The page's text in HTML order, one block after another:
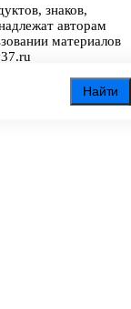
Найти
знаков,
авторам
материалов